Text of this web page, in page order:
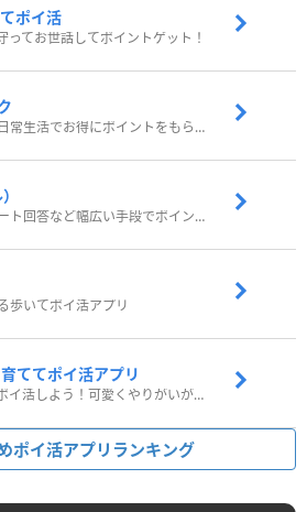
ポイ活
ってお世話してポイントゲット！
歩いてポイ活！日常生活でお得にポイントをもらおう
歩いたりアンケート回答など幅広い手段でポイントをゲット
歩いてポイ活アプリ
ててポイ活アプリ
ペットを育ってポイ活しよう！可愛くやりがいがある新感覚アプリ
ポイ活アプリランキング